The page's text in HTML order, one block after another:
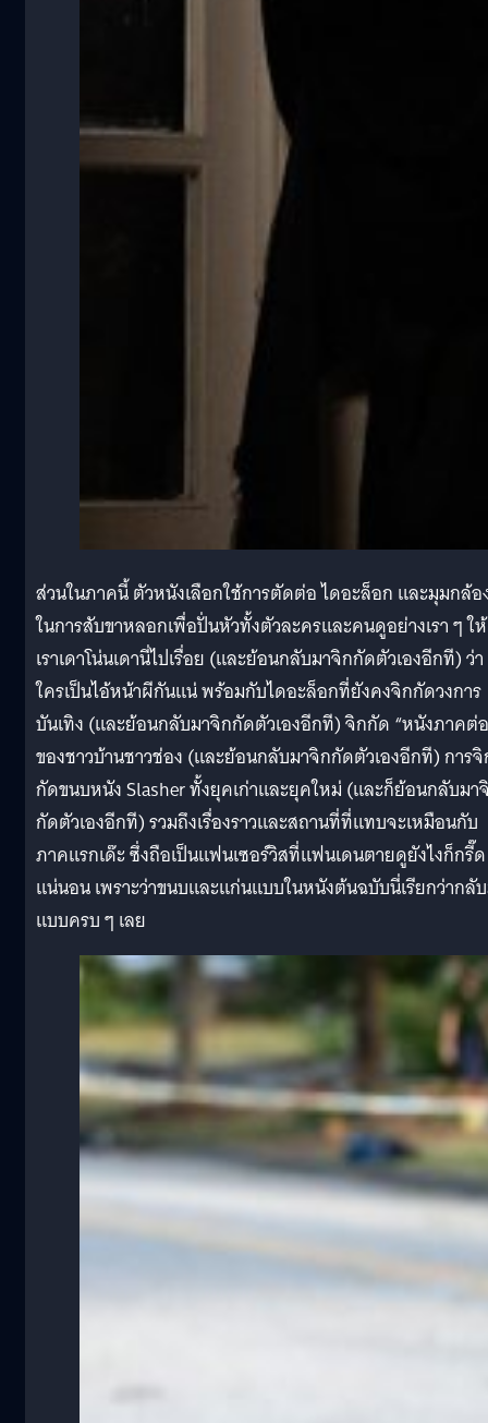
ส่วนในภาคนี้ ตัวหนังเลือกใช้การตัดต่อ ไดอะล็อก และมุมกล้อ
ในการสับขาหลอกเพื่อปั่นหัวทั้งตัวละครและคนดูอย่างเรา ๆ ให้
เราเดาโน่นเดานี่ไปเรื่อย (และย้อนกลับมาจิกกัดตัวเองอีกที) ว่า
ใครเป็นไอ้หน้าผีกันแน่ พร้อมกับไดอะล็อกที่ยังคงจิกกัดวงการ
บันเทิง (และย้อนกลับมาจิกกัดตัวเองอีกที) จิกกัด “หนังภาคต่
ของชาวบ้านชาวช่อง (และย้อนกลับมาจิกกัดตัวเองอีกที) การ
กัดขนบหนัง Slasher ทั้งยุคเก่าและยุคใหม่ (และก็ย้อนกลับมา
กัดตัวเองอีกที) รวมถึงเรื่องราวและสถานที่ที่แทบจะเหมือนกับ
ภาคแรกเด๊ะ ซึ่งถือเป็นแฟนเซอร์วิสที่แฟนเดนตายดูยังไงก็กรี๊ด
แน่นอน เพราะว่าขนบและแก่นแบบในหนังต้นฉบับนี่เรียกว่ากลั
แบบครบ ๆ เลย